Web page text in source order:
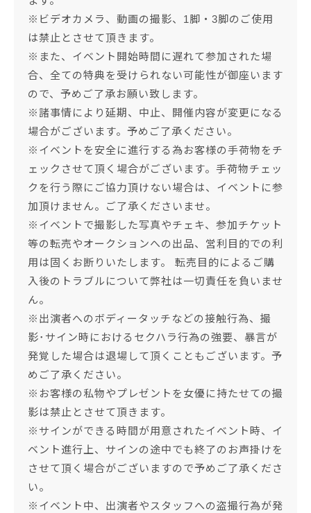
※ビデオカメラ、動画の撮影、1脚・3脚のご使用
は禁止とさせて頂きます。
※また、イベント開始時間に遅れて参加された場
合、全ての特典を受けられない可能性が御座います
ので、予めご了承お願い致します。
※諸事情により延期、中止、開催内容が変更になる
場合がございます。予めご了承ください。
※イベントを安全に進行する為お客様の手荷物をチ
ェックさせて頂く場合がございます。手荷物チェッ
クを行う際にご協力頂けない場合は、イベントに参
加頂けません。ご了承くださいませ。
※イベントで撮影した写真やチェキ、参加チケット
等の転売やオークションへの出品、営利目的での利
用は固くお断りいたします。 転売目的によるご購
入後のトラブルについて弊社は一切責任を負いませ
ん。
※出演者へのボディータッチなどの接触行為、撮
影･サイン時におけるセクハラ行為の強要、暴言が
発覚した場合は退場して頂くこともございます。予
めご了承ください。
※お客様の私物やプレゼントを女優に持たせての撮
影は禁止とさせて頂きます。
※サインができる時間が用意されたイベント時、イ
ベント進行上、サインの途中でも終了のお声掛けを
させて頂く場合がございますので予めご了承くださ
い。
※イベント中、出演者やスタッフへの盗撮行為が発